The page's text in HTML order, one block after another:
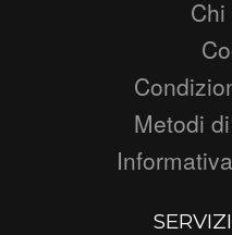
Metodi